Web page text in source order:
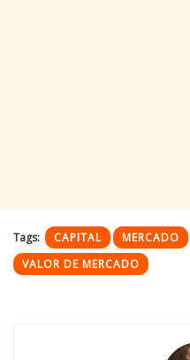
Tags: CAPITAL MERCADO
VALOR DE MERCADO